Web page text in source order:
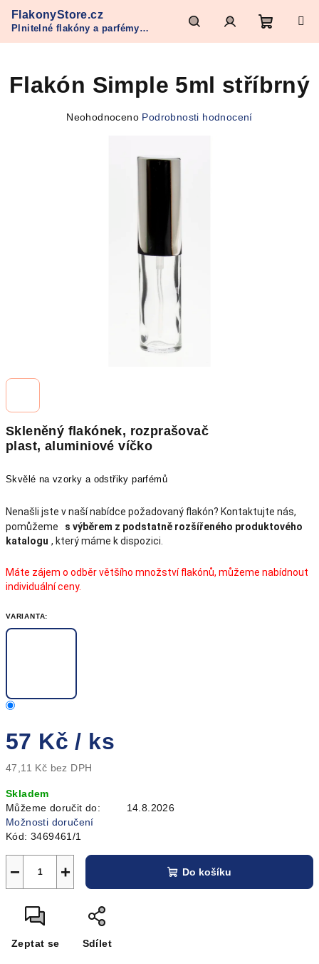
obsah
FlakonyStore.cz
Plnitelné flakóny a parfémy
Refan
HledatPřihlášeníNákupní
košík
Skleněný flakónek, rozprašovač
plast, aluminiové víčko
Skvělé na vzorky a odstřiky parfémů
Nenašli jste v naší nabídce požadovaný flakón? Kontaktujte nás,
pomůžeme
s výběrem z podstatně rozšířeného produktového
katalogu , který máme k dispozici.
Máte zájem o odběr většího množství flakónů, můžeme nabídnout
individuální ceny.
VARIANTA:
57 Kč/ ks
47,11 Kč bez DPH
cena:
Skladem
Můžeme doručit do:
14.8.2026
Možnosti doručení
Kód: 3469461/1
+
− Do košíku
Zeptat se Sdílet
Flakón Simple 5ml stříbrný
Průměrné
Neohodnoceno Podrobnosti hodnocení